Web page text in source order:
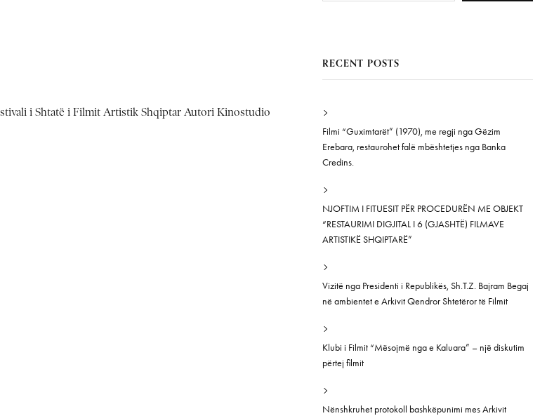
i Shtatë i Filmit Artistik Shqiptar Autori Kinostudio
RECENT POSTS
Filmi “Guximtarët” (1970), me regji nga Gëzim
Erebara, restaurohet falë mbështetjes nga Banka
Credins.
NJOFTIM I FITUESIT PËR PROCEDURËN ME OBJEKT
“RESTAURIMI DIGJITAL I 6 (GJASHTË) FILMAVE
ARTISTIKË SHQIPTARË”
Vizitë nga Presidenti i Republikës, Sh.T.Z. Bajram Begaj
në ambientet e Arkivit Qendror Shtetëror të Filmit
Klubi i Filmit “Mësojmë nga e Kaluara” – një diskutim
përtej filmit
Nënshkruhet protokoll bashkëpunimi mes Arkivit